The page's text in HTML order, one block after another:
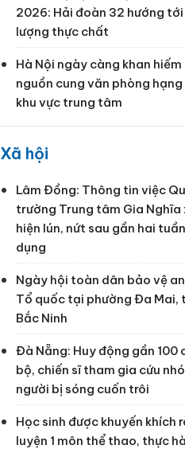
2026: Hải đoàn 32 hướng
lượng thực chất
Hà Nội ngày càng khan hiếm
nguồn cung văn phòng
khu vực trung tâm
Xã hội
Lâm Đồng: Thông tin việc
trường Trung tâm Gia Nghĩa
hiện lún, nứt sau gần hai
dụng
Ngày hội toàn dân bảo vệ
Tổ quốc tại phường Đa Mai,
Bắc Ninh
Đà Nẵng: Huy động gần 100
bộ, chiến sĩ tham gia cứu
người bị sóng cuốn trôi
Học sinh được khuyến khích
luyện 1 môn thể thao, thực